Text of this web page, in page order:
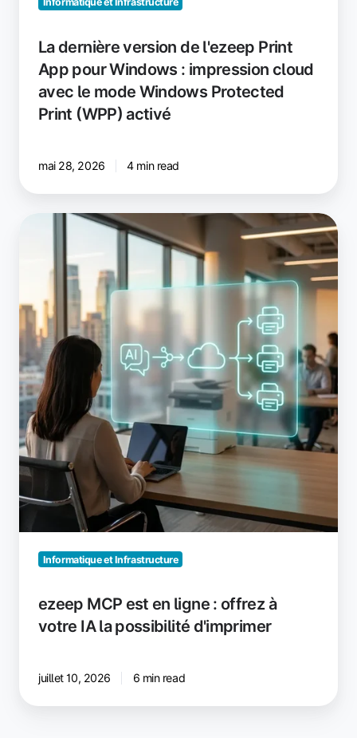
(WPP)
La dernière version de l'ezeep Print
App pour Windows : impression cloud
avec le mode Windows Protected
Print (WPP) activé
mai 28, 2026 4 min read
ligne
offrez
à
votre
IA
la
possibilité
d'imprimer
Informatique et Infrastructure
ezeep MCP est en ligne : offrez à
votre IA la possibilité d'imprimer
juillet 10, 2026 6 min read